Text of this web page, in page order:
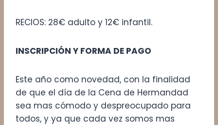
RECIOS: 28€ adulto y 12€ infantil.
INSCRIPCIÓN Y FORMA DE PAGO
Este año como novedad, con la finalidad
de que el día de la Cena de Hermandad
sea mas cómodo y despreocupado para
todos, y ya que cada vez somos mas